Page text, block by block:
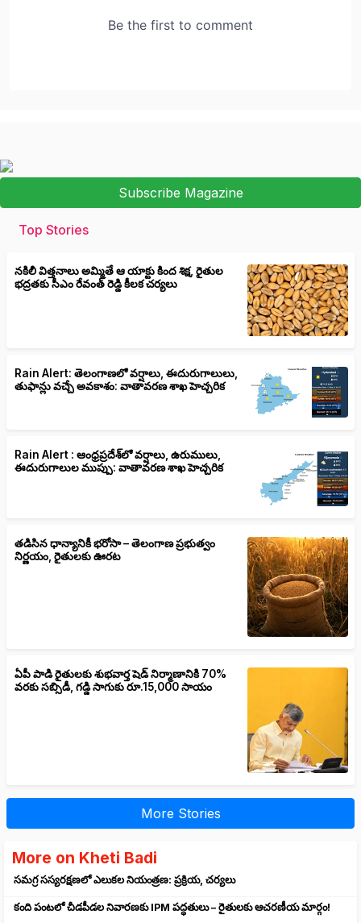
Subscribe Magazine
Top Stories
నకిలీ విత్తనాలు అమ్మితే ఆ యాక్టు కింద శిక్ష, రైతుల
భద్రతకు సీఎం రేవంత్ రెడ్డి కీలక చర్యలు
Rain Alert: తెలంగాణలో వర్షాలు, ఈదురుగాలులు,
తుఫాన్లు వచ్చే అవకాశం: వాతావరణ శాఖ హెచ్చరిక
Rain Alert : ఆంధ్రప్రదేశ్‌లో వర్షాలు, ఉరుములు,
ఈదురుగాలుల ముప్పు: వాతావరణ శాఖ హెచ్చరిక
తడిసిన ధాన్యానికీ భరోసా – తెలంగాణ ప్రభుత్వం
నిర్ణయం, రైతులకు ఊరట
ఏపీ పాడి రైతులకు శుభవార్త షెడ్ నిర్మాణానికి 70%
వరకు సబ్సిడీ, గడ్డి సాగుకు రూ.15,000 సాయం
More Stories
More on Kheti Badi
సమగ్ర సస్యరక్షణలో ఎలుకల నియంత్రణ: ప్రక్రియ, చర్యలు
కంది పంటలో చీడపీడల నివారణకు IPM పద్ధతులు – రైతులకు ఆచరణీయ మార్గం!